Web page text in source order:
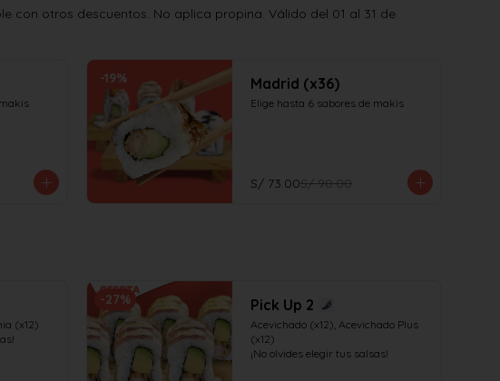
con otros descuentos. No aplica propina. Válido del 01 al 31 de
-19% Madrid (x36)
Elige hasta 6 sabores de makis
S/ 73.00S/ 90.00
(x12)
-27% Pick Up 2
Acevichado (x12), Acevichado Plus
(x12)
¡No olvides elegir tus salsas!